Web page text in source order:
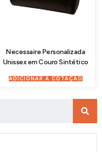
Necessaire Personalizada
Unissex em Couro Sintético
ADICIONAR À COTAÇÃO